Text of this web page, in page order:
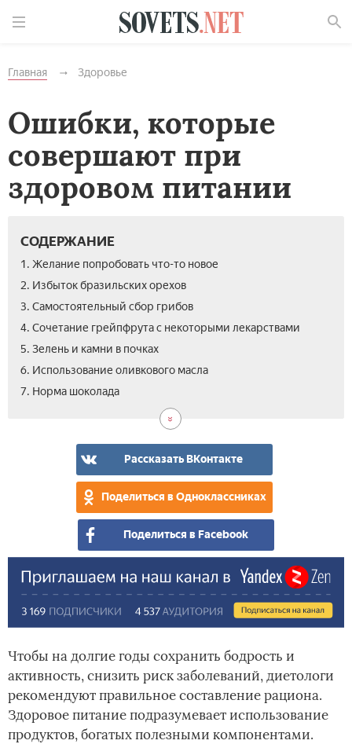
Главная Здоровье
Ошибки, которые
совершают при
здоровом питании
СОДЕРЖАНИЕ
1. Желание попробовать что-то новое
2. Избыток бразильских орехов
3. Самостоятельный сбор грибов
4. Сочетание грейпфрута с некоторыми лекарствами
5. Зелень и камни в почках
6. Использование оливкового масла
7. Норма шоколада
Рассказать ВКонтакте
Поделиться в Одноклассниках
Поделиться в Facebook
Чтобы на долгие годы сохранить бодрость и
активность, снизить риск заболеваний, диетологи
рекомендуют правильное составление рациона.
Здоровое питание подразумевает использование
продуктов, богатых полезными компонентами.